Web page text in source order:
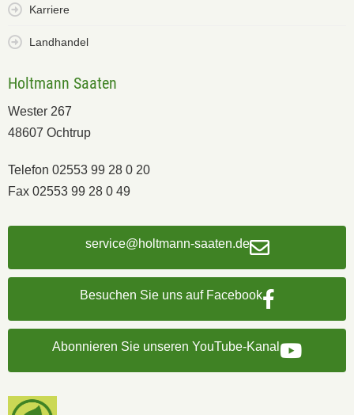
Karriere
Landhandel
Holtmann Saaten
Wester 267
48607 Ochtrup
Telefon 02553 99 28 0 20
Fax 02553 99 28 0 49
service@holtmann-saaten.de
Besuchen Sie uns auf Facebook
Abonnieren Sie unseren YouTube-Kanal